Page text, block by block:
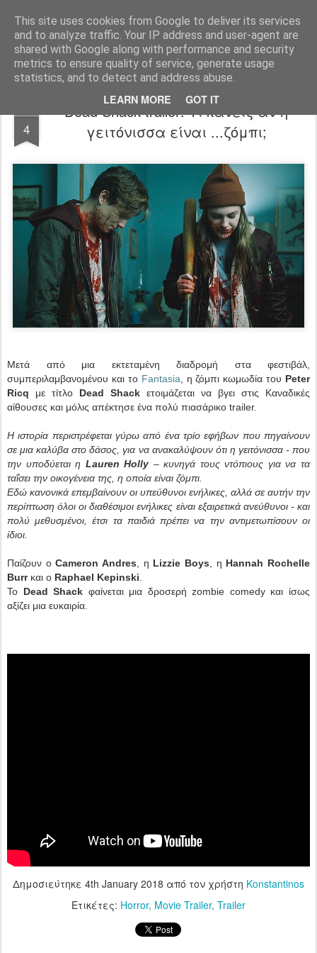
This site uses cookies from Google to deliver its services
and to analyze traffic. Your IP address and user-agent are
shared with Google along with performance and security
metrics to ensure quality of service, generate usage
statistics, and to detect and address abuse.
LEARN MORE GOT IT
FilmBoy
4
Dead Shack trailer: Τί κάνεις αν η
γειτόνισσα είναι ...ζόμπι;
Μετά από μια εκτεταμένη διαδρομή στα φεστιβάλ,
συμπεριλαμβανομένου και το Fantasia, η ζόμπι κωμωδία του Peter
Ricq με τίτλο Dead Shack ετοιμάζεται να βγει στις Καναδικές
αίθουσες και μόλις απέκτησε ένα πολύ πιασάρικο trailer.
H ιστορία περιστρέφεται γύρω από ένα τρίο εφήβων που πηγαίνουν
σε μια καλύβα στο δάσος, για να ανακαλύψουν ότι η γειτόνισσα - που
την υποδύεται η Lauren Holly – κυνηγά τους ντόπιους για να τα
ταΐσει την οικογένεια της, η οποία είναι ζόμπι.
Εδώ κανονικά επεμβαίνουν οι υπεύθυνοι ενήλικες, αλλά σε αυτήν την
περίπτωση όλοι οι διαθέσιμοι ενήλικες είναι εξαιρετικά ανεύθυνοι - και
πολύ μεθυσμένοι, έτσι τα παιδιά πρέπει να την αντιμετωπίσουν οι
ίδιοι.
Παίζουν οCameron Andres, η Lizzie Boys, η Hannah Rochelle
Burrκαι ο Raphael Kepinski.
Το Dead Shack φαίνεται μια δροσερή zombie comedy και ίσως
αξίζει μια ευκαιρία.
Δημοσιεύτηκε 4th January 2018 από τον χρήστη Konstantinos
Ετικέτες: Horror Movie Trailer Trailer